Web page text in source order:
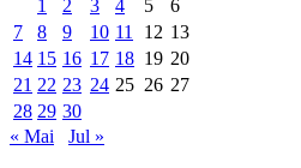
1
2 3 4 5
6
7
8 9 10 11 12 13
14 15 16 17 18 19 20
21 22 23 24 25 26 27
28 29 30
« Mai
Jul »